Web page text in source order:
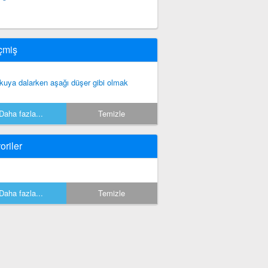
dalarken aşağı düşer gibi olmak
Daha fazla... Temizle
Daha fazla... Temizle